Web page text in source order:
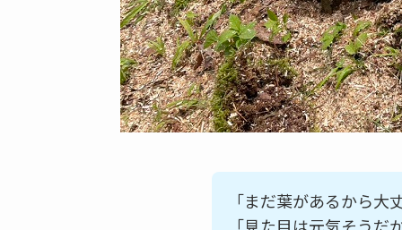
「まだ葉があるから大
「見た目は元気そうだ